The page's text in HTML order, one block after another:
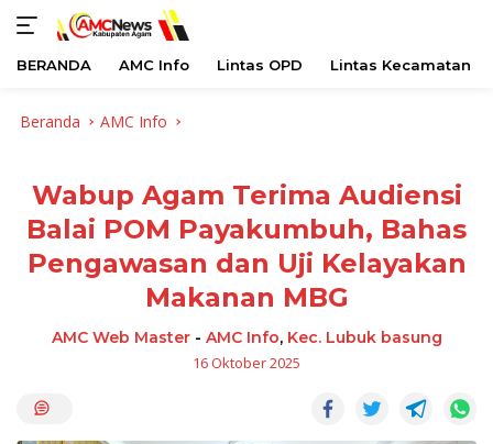
BERANDA AMC Info Lintas OPD Lintas Kecamatan
Beranda AMC Info
Wabup Agam Terima Audiensi
Balai POM Payakumbuh, Bahas
Pengawasan dan Uji Kelayakan
Makanan MBG
AMC Web Master- AMC Info, Kec. Lubuk basung
16 Oktober 2025